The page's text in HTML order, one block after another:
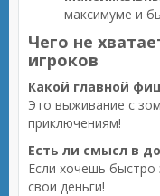
максимуме и
Чего не
игроков
Какой главной
Это выживание с
приключениям!
Есть ли смысл в
Если хочешь
свои деньги!